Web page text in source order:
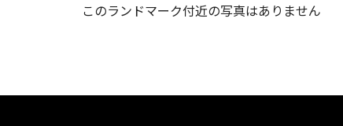
このランドマーク付近の写真はありません